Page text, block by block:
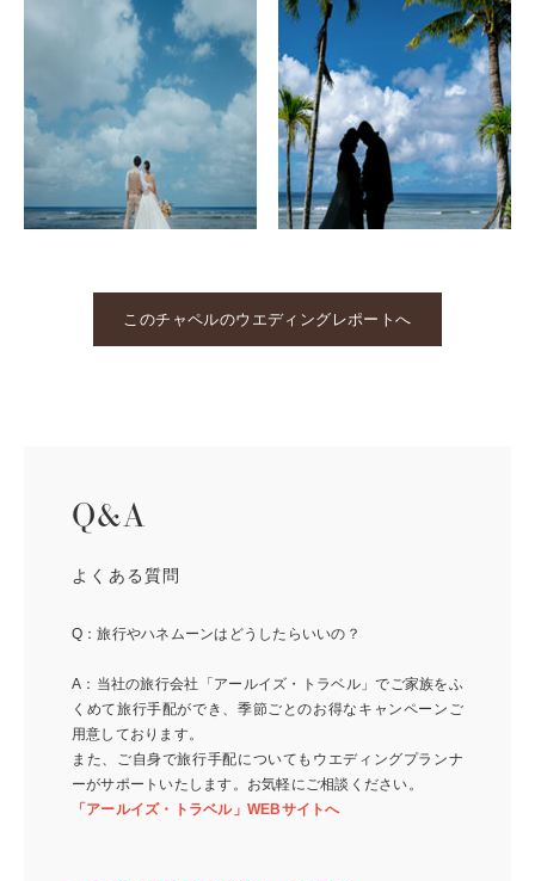
このチャペルのウエディングレポートへ
Q&A
よくある質問
Q：旅行やハネムーンはどうしたらいいの？
A：当社の旅行会社「アールイズ・トラベル」でご家族をふ
くめて旅行手配ができ、季節ごとのお得なキャンペーンご
用意しております。
また、ご自身で旅行手配についてもウエディングプランナ
ーがサポートいたします。お気軽にご相談ください。
「アールイズ・トラベル」WEBサイトへ